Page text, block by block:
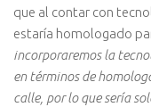
que al contar con
estaría homologado
incorporaremos la
en términos de
calle, por lo que sería